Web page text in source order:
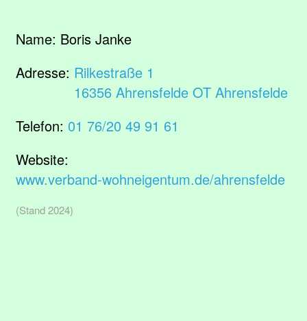
Name: Boris Janke
Adresse: Rilkestraße 1
16356 Ahrensfelde OT Ahrensfelde
Telefon: 01 76/20 49 91 61
Website:
www.verband-wohneigentum.de/ahrensfelde
(Stand 2024)